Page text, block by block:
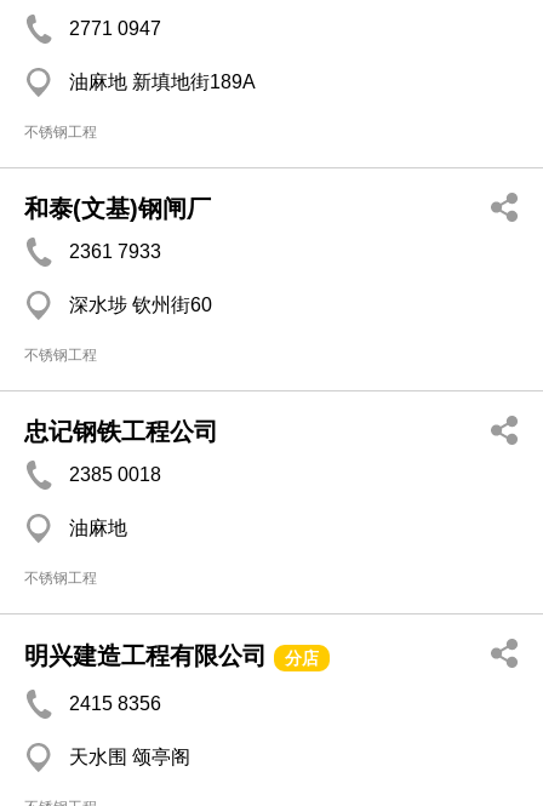
2771 0947
油麻地 新填地街189A
不锈钢工程
和泰(文基)钢闸厂
2361 7933
深水埗 钦州街60
不锈钢工程
忠记钢铁工程公司
2385 0018
油麻地
不锈钢工程
明兴建造工程有限公司 分店
2415 8356
天水围 颂亭阁